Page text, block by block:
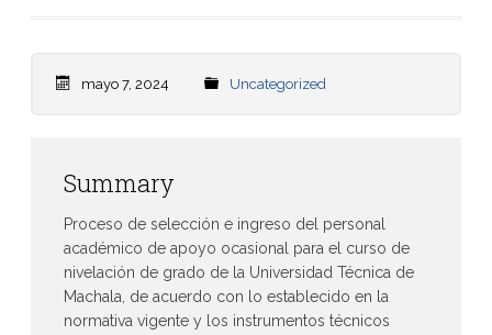
mayo 7, 2024 Uncategorized
Summary
Proceso de selección e ingreso del personal
académico de apoyo ocasional para el curso de
nivelación de grado de la Universidad Técnica de
Machala, de acuerdo con lo establecido en la
normativa vigente y los instrumentos técnicos